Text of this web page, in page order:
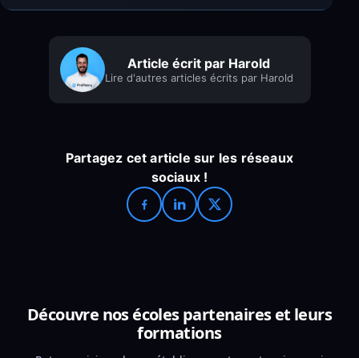
Article écrit par Harold
Lire d'autres articles écrits par Harold
Partagez cet article sur les réseaux
sociaux !
Découvre nos écoles partenaires et leurs
formations